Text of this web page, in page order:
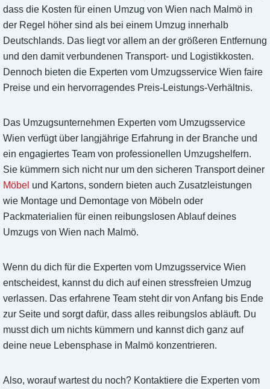
dass die Kosten für einen Umzug von Wien nach Malmö in
der Regel höher sind als bei einem Umzug innerhalb
Deutschlands. Das liegt vor allem an der größeren Entfernung
und den damit verbundenen Transport- und Logistikkosten.
Dennoch bieten die Experten vom Umzugsservice Wien faire
Preise und ein hervorragendes Preis-Leistungs-Verhältnis.
Das Umzugsunternehmen Experten vom Umzugsservice
Wien verfügt über langjährige Erfahrung in der Branche und
ein engagiertes Team von professionellen Umzugshelfern.
Sie kümmern sich nicht nur um den sicheren Transport deiner
Möbel und Kartons, sondern bieten auch Zusatzleistungen
wie Montage und Demontage von Möbeln oder
Packmaterialien für einen reibungslosen Ablauf deines
Umzugs von Wien nach Malmö.
Wenn du dich für die Experten vom Umzugsservice Wien
entscheidest, kannst du dich auf einen stressfreien Umzug
verlassen. Das erfahrene Team steht dir von Anfang bis Ende
zur Seite und sorgt dafür, dass alles reibungslos abläuft. Du
musst dich um nichts kümmern und kannst dich ganz auf
deine neue Lebensphase in Malmö konzentrieren.
Also, worauf wartest du noch? Kontaktiere die Experten vom